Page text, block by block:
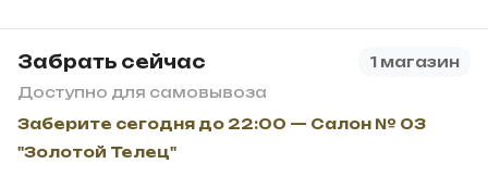
Забрать сейчас
1 магазин
Доступно для самовывоза
Заберите сегодня до 22:00 — Салон № 03
"Золотой Телец"